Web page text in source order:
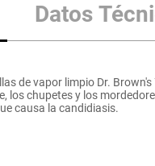
Datos
de vapor limpio Dr.
chupetes y los
causa la candidiasis.